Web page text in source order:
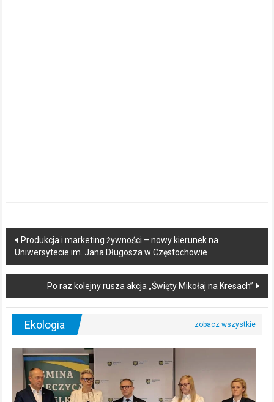
Post
navigation
Produkcja i marketing żywności – nowy kierunek na
Uniwersytecie im. Jana Długosza w Częstochowie
Po raz kolejny rusza akcja „Święty Mikołaj na Kresach”
Ekologia